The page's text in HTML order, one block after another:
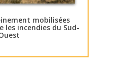
mobilisées
incendies du Sud-